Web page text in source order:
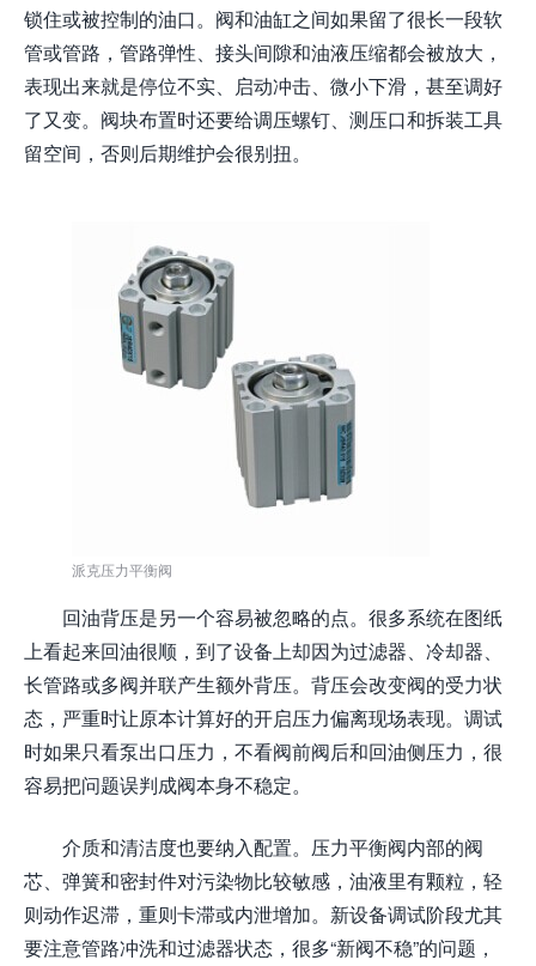
锁住或被控制的油口。阀和油缸之间如果留了很长一段软
管或管路，管路弹性、接头间隙和油液压缩都会被放大，
表现出来就是停位不实、启动冲击、微小下滑，甚至调好
了又变。阀块布置时还要给调压螺钉、测压口和拆装工具
留空间，否则后期维护会很别扭。
派克压力平衡阀
回油背压是另一个容易被忽略的点。很多系统在图纸
上看起来回油很顺，到了设备上却因为过滤器、冷却器、
长管路或多阀并联产生额外背压。背压会改变阀的受力状
态，严重时让原本计算好的开启压力偏离现场表现。调试
时如果只看泵出口压力，不看阀前阀后和回油侧压力，很
容易把问题误判成阀本身不稳定。
介质和清洁度也要纳入配置。压力平衡阀内部的阀
芯、弹簧和密封件对污染物比较敏感，油液里有颗粒，轻
则动作迟滞，重则卡滞或内泄增加。新设备调试阶段尤其
要注意管路冲洗和过滤器状态，很多“新阀不稳”的问题，